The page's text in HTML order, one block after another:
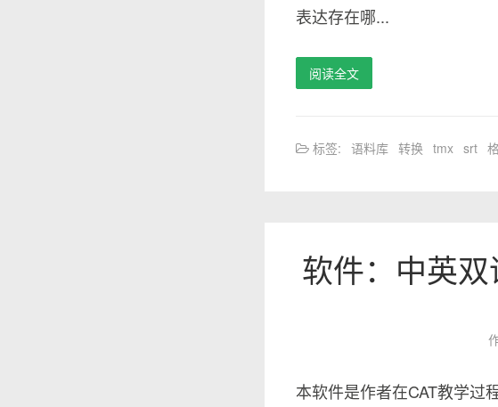
表达存在哪...
阅读全文
标签: 语料库 转换 tmx srt
软件：中英
本软件是作者在CAT教学过